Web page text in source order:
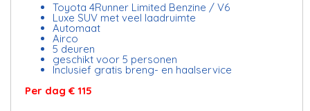
Toyota 4Runner Limited Benzine / V6
Luxe SUV met veel laadruimte
Automaat
Airco
5 deuren
geschikt voor 5 personen
Inclusief gratis breng- en haalservice
Per dag € 115